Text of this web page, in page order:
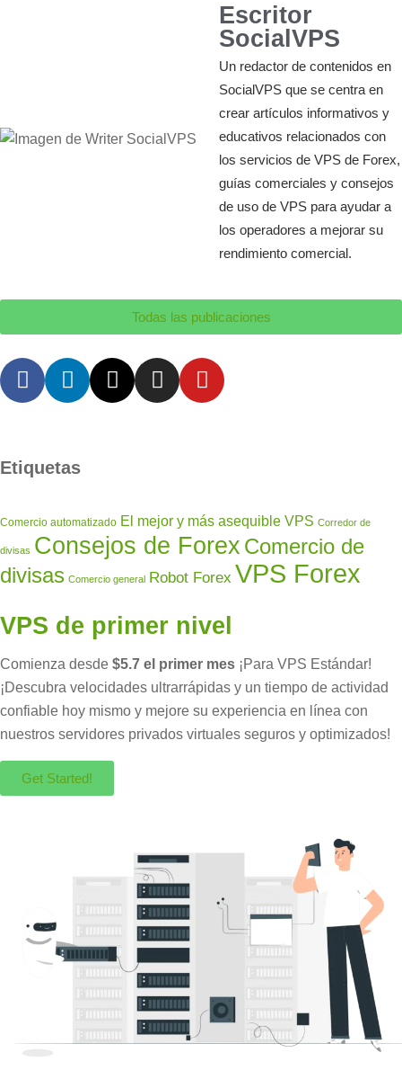
Escritor
SocialVPS
Un redactor de contenidos en
SocialVPS que se centra en
crear artículos informativos y
educativos relacionados con
los servicios de VPS de Forex,
guías comerciales y consejos
de uso de VPS para ayudar a
los operadores a mejorar su
rendimiento comercial.
Todas las publicaciones
Etiquetas
Comercio automatizado El mejor y más asequible VPS Corredor de
divisas Consejos de Forex Comercio de
divisas Comercio general Robot Forex VPS Forex
VPS de primer nivel
Comienza desde $5.7 el primer mes ¡Para VPS Estándar!
¡Descubra velocidades ultrarrápidas y un tiempo de actividad
confiable hoy mismo y mejore su experiencia en línea con
nuestros servidores privados virtuales seguros y optimizados!
Get Started!